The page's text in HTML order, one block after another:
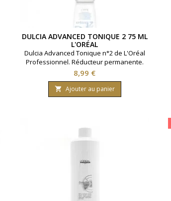
DULCIA ADVANCED TONIQUE 2 75 ML
L'ORÉAL
Dulcia Advanced Tonique n°2 de L'Oréal
Professionnel. Réducteur permanente.
Pour cheveux sensibilisés.Contenance
75ml.
Prix
8,99 €
 Ajouter au panier